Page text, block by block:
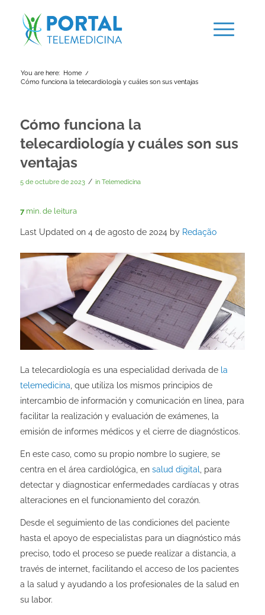
You are here: Home /
Cómo funciona la telecardiología y cuáles son sus ventajas
Cómo funciona la
telecardiología y cuáles son sus
ventajas
5 de octubre de 2023 / in Telemedicina
7 min. de leitura
Last Updated on 4 de agosto de 2024 by Redação
La telecardiología es una especialidad derivada de la
telemedicina, que utiliza los mismos principios de
intercambio de información y comunicación en línea, para
facilitar la realización y evaluación de exámenes, la
emisión de informes médicos y el cierre de diagnósticos.
En este caso, como su propio nombre lo sugiere, se
centra en el área cardiológica, en salud digital, para
detectar y diagnosticar enfermedades cardíacas y otras
alteraciones en el funcionamiento del corazón.
Desde el seguimiento de las condiciones del paciente
hasta el apoyo de especialistas para un diagnóstico más
preciso, todo el proceso se puede realizar a distancia, a
través de internet, facilitando el acceso de los pacientes
a la salud y ayudando a los profesionales de la salud en
su labor.